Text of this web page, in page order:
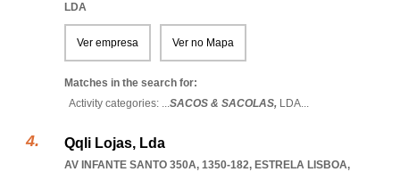
LDA
Ver empresa Ver no Mapa
Matches in the search for:
Activity categories: ...SACOS & SACOLAS, LDA...
Qqli Lojas, Lda
AV INFANTE SANTO 350A, 1350-182, ESTRELA LISBOA,